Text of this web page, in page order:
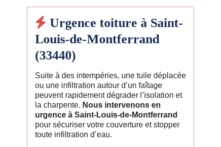
Urgence toiture à Saint-
Louis-de-Montferrand
(33440)
Suite à des intempéries, une tuile déplacée
ou une infiltration autour d’un faîtage
peuvent rapidement dégrader l’isolation et
la charpente. Nous intervenons en
urgence à Saint-Louis-de-Montferrand
pour sécuriser votre couverture et stopper
toute infiltration d’eau.